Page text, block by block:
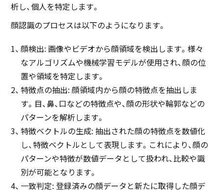
析し、個人を特定します。
顔認識のプロセスは以下のようになります。
顔検出: 画像やビデオから顔領域を検出します。様々
なアルゴリズムや機械学習モデルが使用され、顔の位
置や領域を特定します。
特徴点の抽出: 顔領域内から顔の特徴点を抽出しま
す。目、鼻、口などの特徴点や、顔の形状や輪郭などの
パターンを解析します。
特徴ベクトルの生成: 抽出された顔の特徴点を数値化
し、特徴ベクトルとして表現します。これにより、顔の
パターンや特徴が数値データとして扱われ、比較や識
別が可能となります。
一致判定: 登録済みの顔データと新たに取得した顔デ